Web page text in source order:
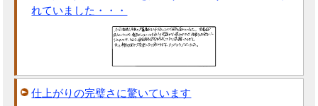
れていました・・・
仕上がりの完璧さに驚いています